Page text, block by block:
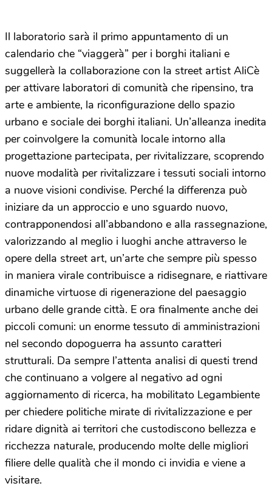
Il laboratorio sarà il primo appuntamento di un
calendario che “viaggerà” per i borghi italiani e
suggellerà la collaborazione con la street artist AliCè
per attivare laboratori di comunità che ripensino, tra
arte e ambiente, la riconfigurazione dello spazio
urbano e sociale dei borghi italiani. Un’alleanza inedita
per coinvolgere la comunità locale intorno alla
progettazione partecipata, per rivitalizzare, scoprendo
nuove modalità per rivitalizzare i tessuti sociali intorno
a nuove visioni condivise. Perché la differenza può
iniziare da un approccio e uno sguardo nuovo,
contrapponendosi all’abbandono e alla rassegnazione,
valorizzando al meglio i luoghi anche attraverso le
opere della street art, un’arte che sempre più spesso
in maniera virale contribuisce a ridisegnare, e riattivare
dinamiche virtuose di rigenerazione del paesaggio
urbano delle grande città. E ora finalmente anche dei
piccoli comuni: un enorme tessuto di amministrazioni
nel secondo dopoguerra ha assunto caratteri
strutturali. Da sempre l’attenta analisi di questi trend
che continuano a volgere al negativo ad ogni
aggiornamento di ricerca, ha mobilitato Legambiente
per chiedere politiche mirate di rivitalizzazione e per
ridare dignità ai territori che custodiscono bellezza e
ricchezza naturale, producendo molte delle migliori
filiere delle qualità che il mondo ci invidia e viene a
visitare.